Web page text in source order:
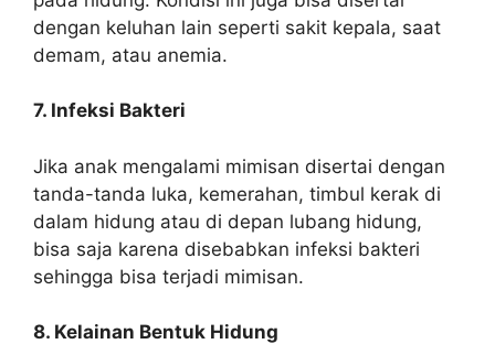
dengan keluhan lain seperti sakit kepala, saat
demam, atau anemia.
7. Infeksi Bakteri
Jika anak mengalami mimisan disertai dengan
tanda-tanda luka, kemerahan, timbul kerak di
dalam hidung atau di depan lubang hidung,
bisa saja karena disebabkan infeksi bakteri
sehingga bisa terjadi mimisan.
8. Kelainan Bentuk Hidung